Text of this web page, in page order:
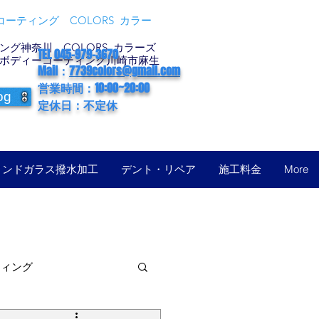
ーティング COLORS カラー
グ神奈川 COLORS カラーズ
ィーコーティング川崎市麻生
TEL 045-979-3670
Mail：7739colors@gmail.com
営業時間：10:00~20:00
定休日：不定休
ンドガラス撥水加工 デント・リペア 施工料金 More
ング